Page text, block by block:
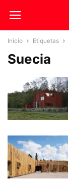
Inicio Etiquetas
Suecia